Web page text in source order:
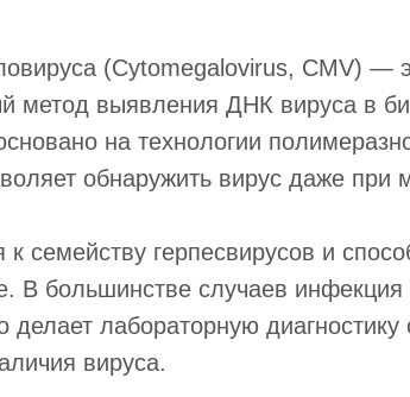
(Cytomegalovirus, CMV) —
метод выявления ДНК вируса в
на технологии
обнаружить вирус даже при
к семейству герпесвирусов и
В большинстве случаев инфекция
лабораторную
вируса.